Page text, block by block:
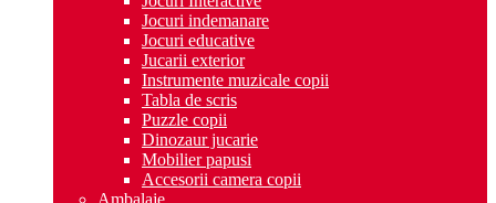
Jocuri indemanare
Jocuri educative
Jucarii exterior
Instrumente muzicale copii
Tabla de scris
Puzzle copii
Dinozaur jucarie
Mobilier papusi
Accesorii camera copii
Ambalaje